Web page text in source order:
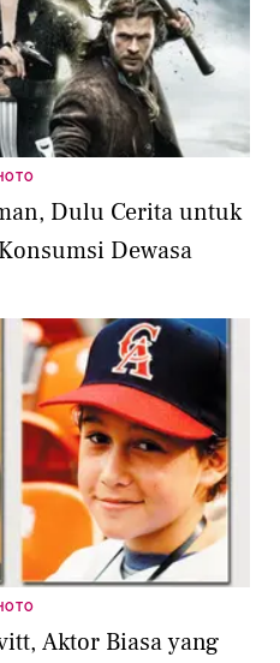
Dulu Cerita untuk
Dewasa
Aktor Biasa yang